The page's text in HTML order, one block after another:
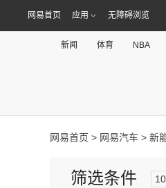
网易首页 应用 无障碍浏览
新闻 体育 NBA
网易首页 > 网易汽车 > 新
筛选条件